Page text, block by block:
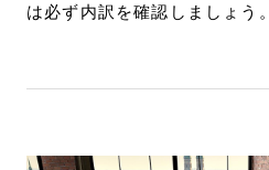
は必ず内訳を確認しましょう。